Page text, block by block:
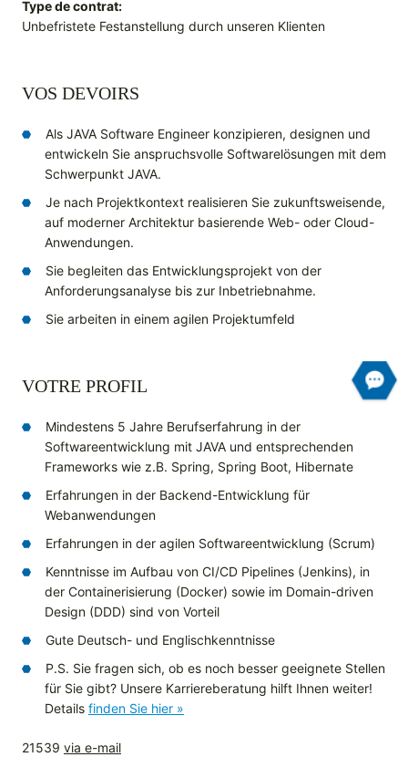
Type de contrat:
Unbefristete Festanstellung durch unseren Klienten
VOS DEVOIRS
Als JAVA Software Engineer konzipieren, designen und
entwickeln Sie anspruchsvolle Softwarelösungen mit dem
Schwerpunkt JAVA.
Je nach Projektkontext realisieren Sie zukunftsweisende,
auf moderner Architektur basierende Web- oder Cloud-
Anwendungen.
Sie begleiten das Entwicklungsprojekt von der
Anforderungsanalyse bis zur Inbetriebnahme.
Sie arbeiten in einem agilen Projektumfeld
VOTRE PROFIL
Mindestens 5 Jahre Berufserfahrung in der
Softwareentwicklung mit JAVA und entsprechenden
Frameworks wie z.B. Spring, Spring Boot, Hibernate
Erfahrungen in der Backend-Entwicklung für
Webanwendungen
Erfahrungen in der agilen Softwareentwicklung (Scrum)
Kenntnisse im Aufbau von CI/CD Pipelines (Jenkins), in
der Containerisierung (Docker) sowie im Domain-driven
Design (DDD) sind von Vorteil
Gute Deutsch- und Englischkenntnisse
P.S. Sie fragen sich, ob es noch besser geeignete Stellen
für Sie gibt? Unsere Karriereberatung hilft Ihnen weiter!
Details finden Sie hier »
21539 via e-mail